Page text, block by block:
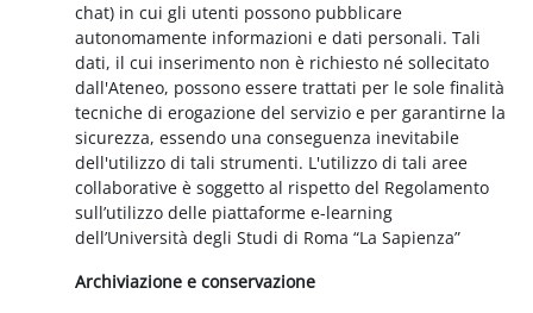
chat) in cui gli utenti possono pubblicare
autonomamente informazioni e dati personali. Tali
dati, il cui inserimento non è richiesto né sollecitato
dall'Ateneo, possono essere trattati per le sole finalità
tecniche di erogazione del servizio e per garantirne la
sicurezza, essendo una conseguenza inevitabile
dell'utilizzo di tali strumenti. L'utilizzo di tali aree
collaborative è soggetto al rispetto del Regolamento
sull’utilizzo delle piattaforme e-learning
dell’Università degli Studi di Roma “La Sapienza”
Archiviazione e conservazione